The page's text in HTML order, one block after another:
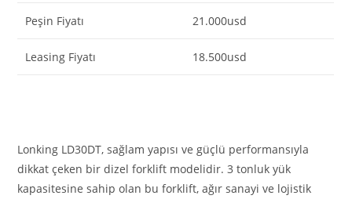
Peşin Fiyatı 21.000usd
Leasing Fiyatı 18.500usd
Lonking LD30DT, sağlam yapısı ve güçlü performansıyla
dikkat çeken bir dizel forklift modelidir. 3 tonluk yük
kapasitesine sahip olan bu forklift, ağır sanayi ve lojistik